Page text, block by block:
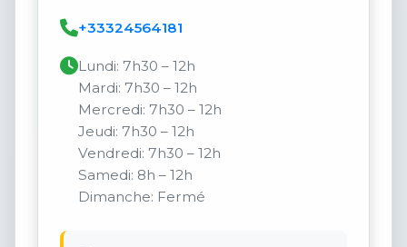
+33324564181
Lundi: 7h30 – 12h
Mardi: 7h30 – 12h
Mercredi: 7h30 – 12h
Jeudi: 7h30 – 12h
Vendredi: 7h30 – 12h
Samedi: 8h – 12h
Dimanche: Fermé